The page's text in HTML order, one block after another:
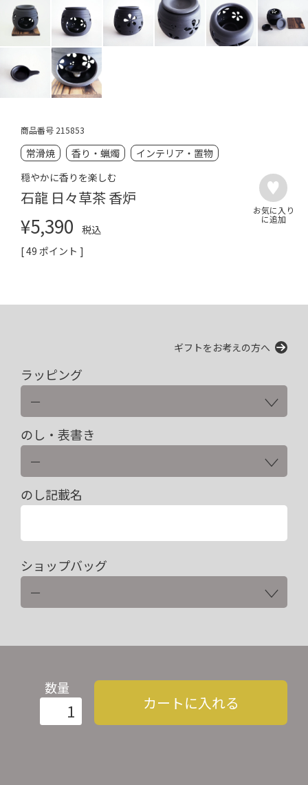
商品番号 215853
常滑焼 香り・蝋燭
インテリア・置物
穏やかに香りを楽しむ
石龍 日々草茶 香炉
¥5,390
税込
[49 ポイント ]
ギフトをお考えの方へ
ラッピング
のし・表書き
のし記載名
ショップバッグ
数量
カートに入れる